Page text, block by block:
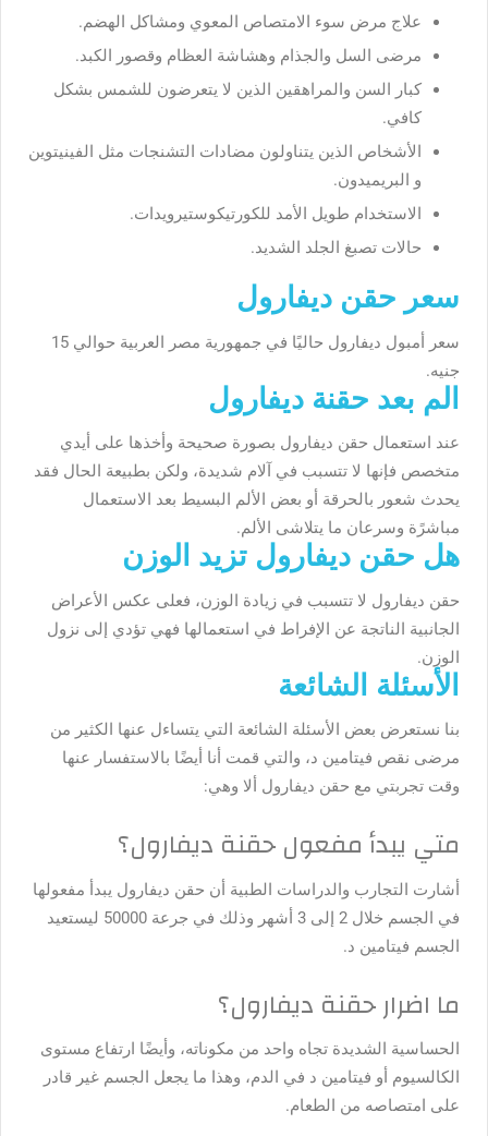
علاج مرض سوء الامتصاص المعوي ومشاكل الهضم.
مرضى السل والجذام وهشاشة العظام وقصور الكبد.
كبار السن والمراهقين الذين لا يتعرضون للشمس بشكل
كافي.
الأشخاص الذين يتناولون مضادات التشنجات مثل الفينيتوين
و البريميدون.
الاستخدام طويل الأمد للكورتيكوستيرويدات.
حالات تصبغ الجلد الشديد.
سعر حقن ديفارول
سعر أمبول ديفارول حاليًا في جمهورية مصر العربية حوالي 15
جنيه.
الم بعد حقنة ديفارول
عند استعمال حقن ديفارول بصورة صحيحة وأخذها على أيدي
متخصص فإنها لا تتسبب في آلام شديدة، ولكن بطبيعة الحال فقد
يحدث شعور بالحرقة أو بعض الألم البسيط بعد الاستعمال
مباشرًة وسرعان ما يتلاشى الألم.
هل حقن ديفارول تزيد الوزن
حقن ديفارول لا تتسبب في زيادة الوزن، فعلى عكس الأعراض
الجانبية الناتجة عن الإفراط في استعمالها فهي تؤدي إلى نزول
الوزن.
الأسئلة الشائعة
بنا نستعرض بعض الأسئلة الشائعة التي يتساءل عنها الكثير من
مرضى نقص فيتامين د، والتي قمت أنا أيضًا بالاستفسار عنها
وقت تجربتي مع حقن ديفارول ألا وهي:
متي يبدأ مفعول حقنة ديفارول؟
أشارت التجارب والدراسات الطبية أن حقن ديفارول يبدأ مفعولها
في الجسم خلال 2 إلى 3 أشهر وذلك في جرعة 50000 ليستعيد
الجسم فيتامين د.
ما اضرار حقنة ديفارول؟
الحساسية الشديدة تجاه واحد من مكوناته، وأيضًا ارتفاع مستوى
الكالسيوم أو فيتامين د في الدم، وهذا ما يجعل الجسم غير قادر
على امتصاصه من الطعام.